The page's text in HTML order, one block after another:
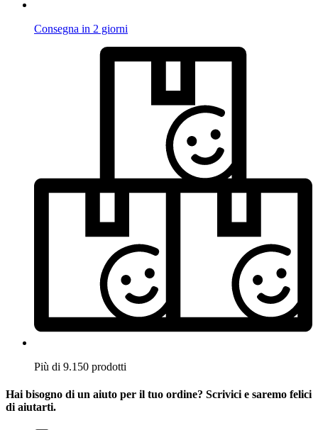
Consegna in 2 giorni
Più di 9.150 prodotti
Hai bisogno di un aiuto per il tuo ordine? Scrivici e saremo felici
di aiutarti.